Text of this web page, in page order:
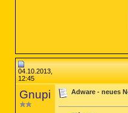
04.10.2013,
12:45
Gnupi Adware - neues